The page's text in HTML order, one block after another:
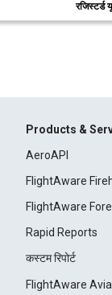
Products &
AeroAPI
FlightAware
FlightAware
Rapid Reports
कस्टम रिपोर्ट
FlightAware